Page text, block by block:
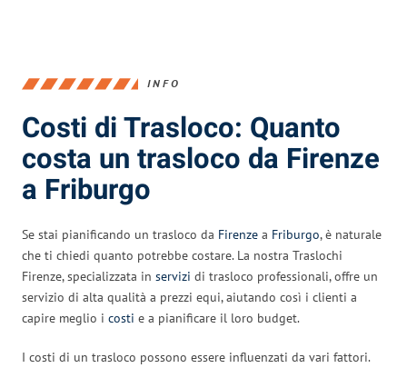
INFO
Costi di Trasloco: Quanto
costa un trasloco da Firenze
a Friburgo
Se stai pianificando un trasloco da Firenze a Friburgo, è naturale
che ti chiedi quanto potrebbe costare. La nostra Traslochi
Firenze, specializzata in servizi di trasloco professionali, offre un
servizio di alta qualità a prezzi equi, aiutando così i clienti a
capire meglio i costi e a pianificare il loro budget.
I costi di un trasloco possono essere influenzati da vari fattori.